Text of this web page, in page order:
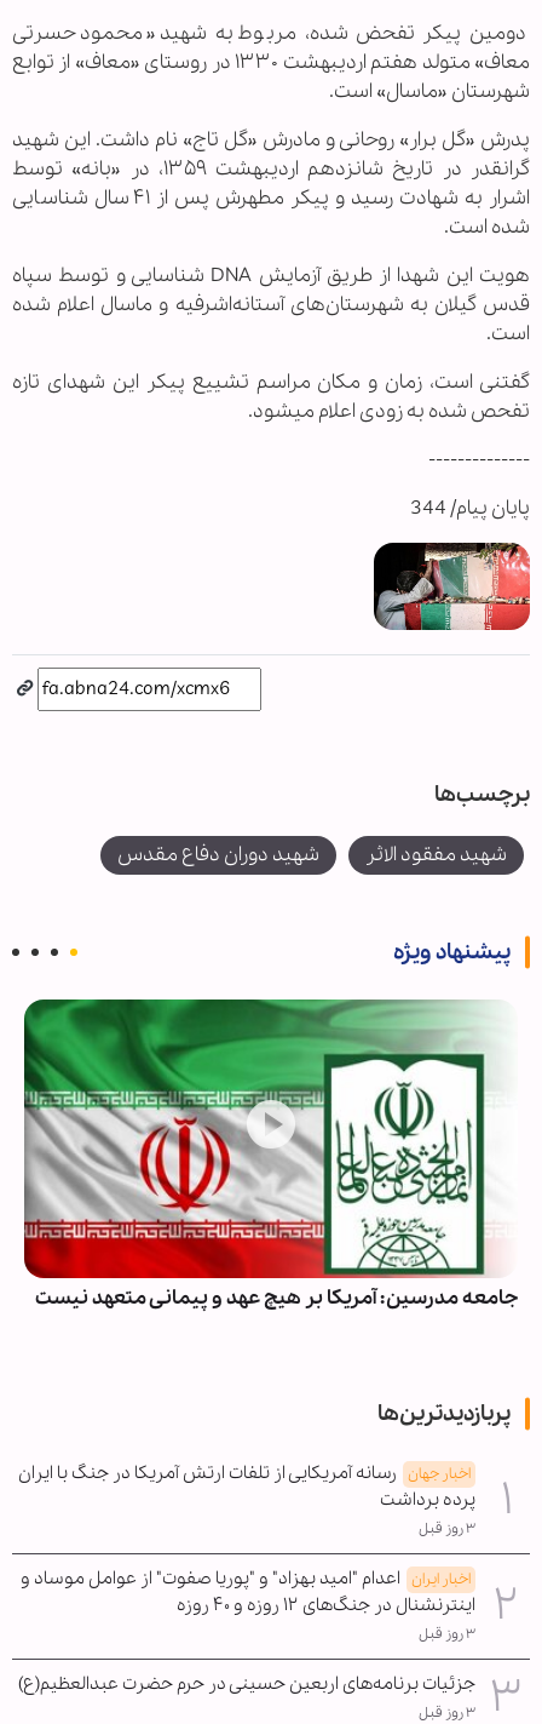
دومین پیکر تفحض شده، مربوط به شهید «محمود حسرتی
معاف» متولد هفتم اردیبهشت ۱۳۳۰ در روستای «معاف» از توابع
شهرستان «ماسال» است.
پدرش «گل برار» روحانی و مادرش «گل تاج» نام داشت. این شهید
گرانقدر در تاریخ شانزدهم اردیبهشت ۱۳۵۹، در «بانه» توسط
اشرار به شهادت رسید و پیکر مطهرش پس از ۴۱ سال شناسایی
شده است.
هویت این شهدا از طریق آزمایش DNA شناسایی و توسط سپاه
قدس گیلان به شهرستان‌های آستانه‌اشرفیه و ماسال اعلام شده
است.
گفتنی است، زمان و مکان مراسم تشییع پیکر این شهدای تازه
تفحص شده به زودی اعلام می‎شود.
--------------
پایان پیام/ 344
برچسب‌ها
شهید مفقود الاثر شهید دوران دفاع مقدس
پیشنهاد ویژه
جامعه مدرسین: آمریکا بر هیچ عهد و پیمانی متعهد نیست
پربازدیدترین‌ها
اخبار جهان رسانه آمریکایی از تلفات ارتش آمریکا در جنگ با ایران
پرده برداشت
۳ روز قبل
اخبار ایران اعدام "امید بهزاد" و "پوریا صفوت" از عوامل موساد و
اینترنشنال در جنگ‌های ۱۲ روزه و ۴۰ روزه
۳ روز قبل
جزئیات برنامه‌های اربعین حسینی در حرم حضرت عبدالعظیم(ع)
۳ روز قبل